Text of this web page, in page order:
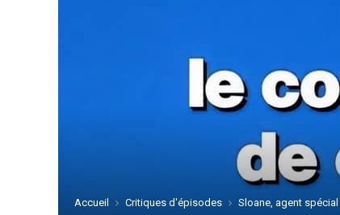
Accueil Critiques d'épisodes Sloane, agent